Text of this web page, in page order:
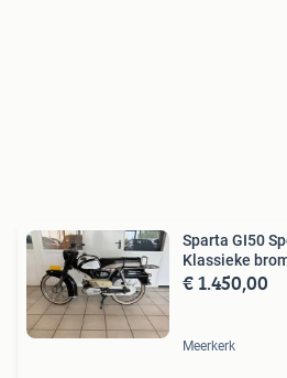
Sparta GI50
Klassieke
€ 1.450,00
Meerkerk